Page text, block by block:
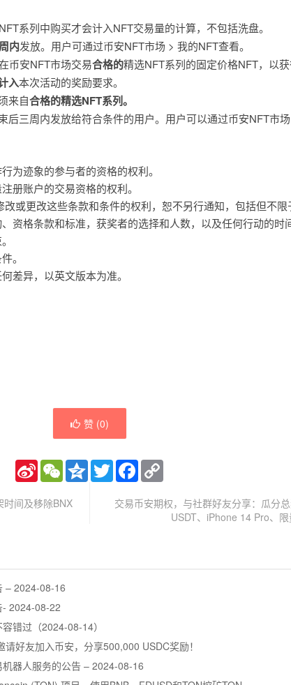
系列中购买才会计入NFT交易量的计算，不包括洗盘。
内发放。用户可通过币安NFT市场 > 我的NFT查看。
币安NFT市场交易合格的精选NFT系列的固定价格NFT，以获
入本次活动的奖励要求。
来自合格的精选NFT系列。
后三周内发放给符合条件的用户。用户可以通过币安NFT市
为迹象的参与者的资格的权利。
册账户的交易资格的权利。
或更改这些条款和条件的权利，恕不另行通知，包括但不
资格条款和标准，获奖者的选择和人数，以及任何行动的时
。
差异，以英文版本为准。
赞 (0)
Sina
Weibo
WeChatQzoneTwitterFacebook
时间及移除BNX
交易币安期权，与社群好友分享：瓜分
USDT、iPhone 14 Pro、
– 2024-08-16
- 2024-08-22
错过（2024-08-14）
好友加入币安，分享500,000 USDC奖励！
器人服务的公告 – 2024-08-16